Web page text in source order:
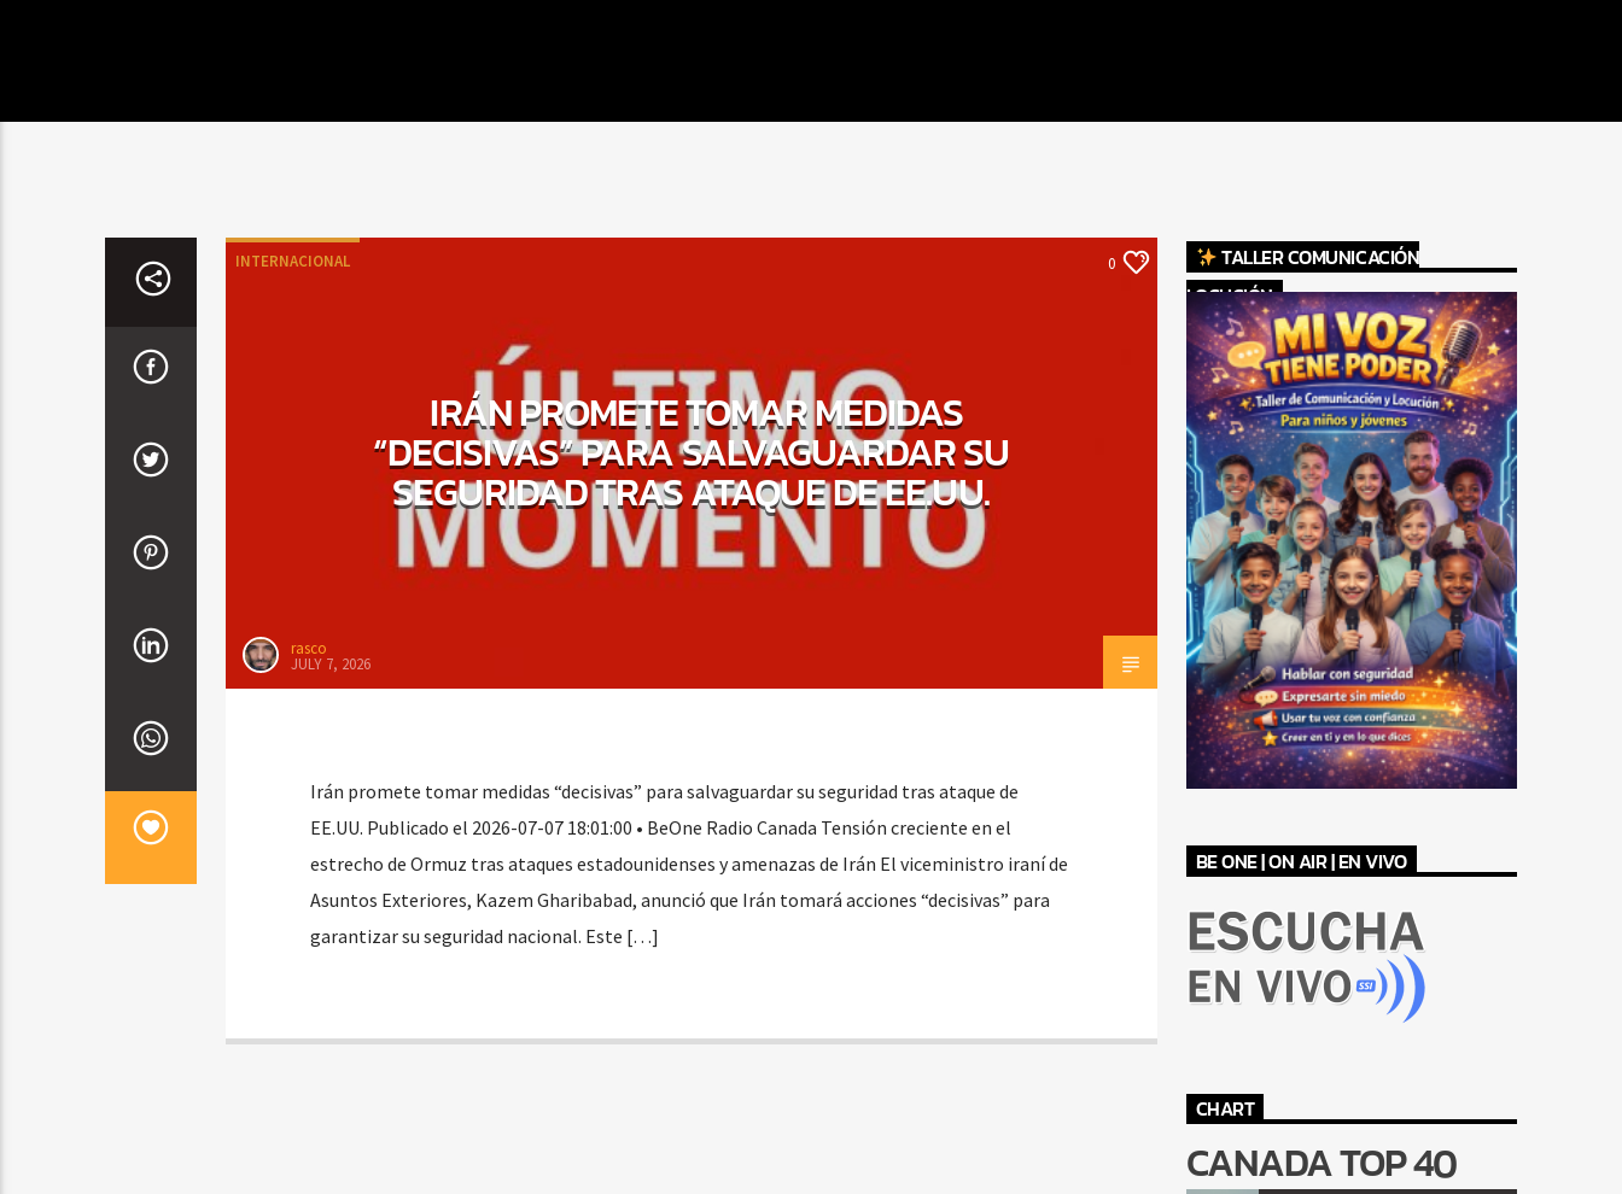
INTERNACIONAL 0
IRÁN PROMETE TOMAR MEDIDAS
“DECISIVAS” PARA SALVAGUARDAR SU
SEGURIDAD TRAS ATAQUE DE EE.UU.
rasco
JULY 7, 2026
Irán promete tomar medidas “decisivas” para salvaguardar su seguridad tras ataque de
EE.UU. Publicado el 2026-07-07 18:01:00 • BeOne Radio Canada Tensión creciente en el
estrecho de Ormuz tras ataques estadounidenses y amenazas de Irán El viceministro iraní de
Asuntos Exteriores, Kazem Gharibabad, anunció que Irán tomará acciones “decisivas” para
garantizar su seguridad nacional. Este […]
TALLER COMUNICACIÓN
LOCUCIÓN
BE ONE | ON AIR | EN VIVO
CHART
CANADA TOP 40